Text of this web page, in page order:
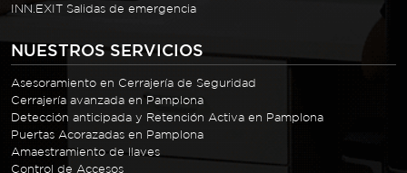
INN.EXIT Salidas de emergencia
NUESTROS SERVICIOS
Asesoramiento en Cerrajería de Seguridad
Cerrajería avanzada en Pamplona
Detección anticipada y Retención Activa en Pamplona
Puertas Acorazadas en Pamplona
Amaestramiento de llaves
Control de Accesos